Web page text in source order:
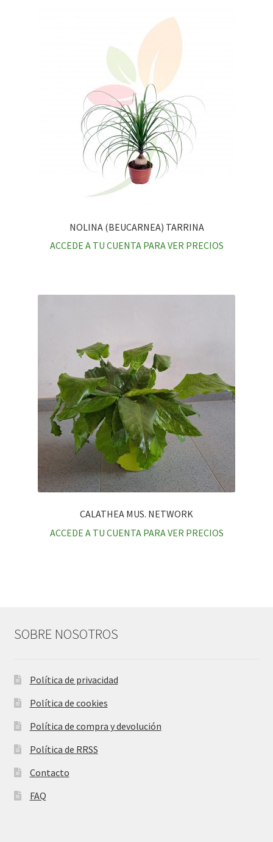
NOLINA (BEUCARNEA) TARRINA
ACCEDE A TU CUENTA PARA VER PRECIOS
CALATHEA MUS. NETWORK
ACCEDE A TU CUENTA PARA VER PRECIOS
SOBRE NOSOTROS
Política de privacidad
Política de cookies
Política de compra y devolución
Política de RRSS
Contacto
FAQ